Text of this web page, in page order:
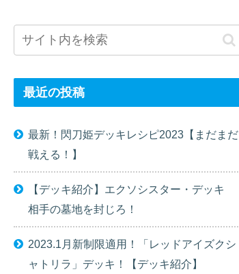
最近の投稿
最新！閃刀姫デッキレシピ2023【まだまだ
戦える！】
【デッキ紹介】エクソシスター・デッキ
相手の墓地を封じろ！
2023.1月新制限適用！「レッドアイズクシ
ャトリラ」デッキ！【デッキ紹介】